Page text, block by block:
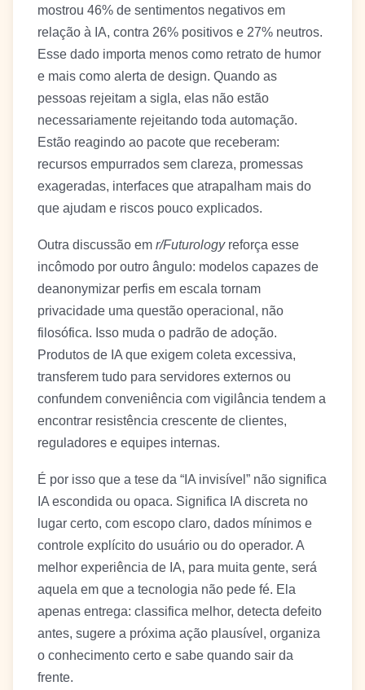
mostrou 46% de sentimentos negativos em
relação à IA, contra 26% positivos e 27% neutros.
Esse dado importa menos como retrato de humor
e mais como alerta de design. Quando as
pessoas rejeitam a sigla, elas não estão
necessariamente rejeitando toda automação.
Estão reagindo ao pacote que receberam:
recursos empurrados sem clareza, promessas
exageradas, interfaces que atrapalham mais do
que ajudam e riscos pouco explicados.
Outra discussão em r/Futurologyreforça esse
incômodo por outro ângulo: modelos capazes de
deanonymizar perfis em escala tornam
privacidade uma questão operacional, não
filosófica. Isso muda o padrão de adoção.
Produtos de IA que exigem coleta excessiva,
transferem tudo para servidores externos ou
confundem conveniência com vigilância tendem a
encontrar resistência crescente de clientes,
reguladores e equipes internas.
É por isso que a tese da “IA invisível” não significa
IA escondida ou opaca. Significa IA discreta no
lugar certo, com escopo claro, dados mínimos e
controle explícito do usuário ou do operador. A
melhor experiência de IA, para muita gente, será
aquela em que a tecnologia não pede fé. Ela
apenas entrega: classifica melhor, detecta defeito
antes, sugere a próxima ação plausível, organiza
o conhecimento certo e sabe quando sair da
frente.